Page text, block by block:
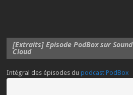
[Extraits] Episode PodBox sur Sound
Cloud
Intégral des épisodes du podcast PodBox